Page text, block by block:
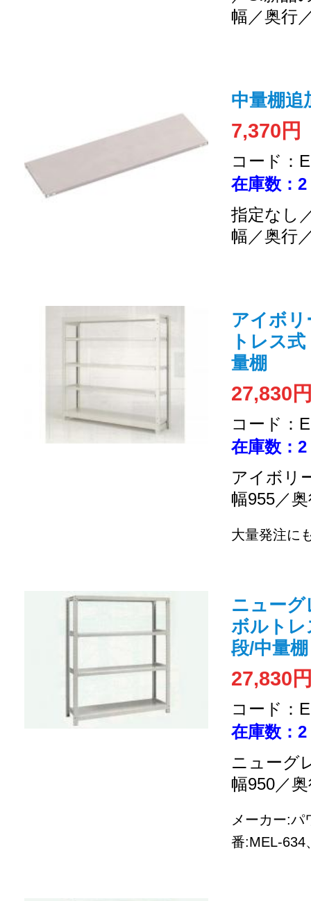
幅／奥行
中量棚追
7,370円
コード：
在庫数：2
指定なし
幅／奥行
アイボリ
トレス
量棚
27,830
コード：
在庫数：2
アイボリ
幅955／
大量発注に
ニューグ
ボルトレ
段/中量棚
27,830
コード：
在庫数：2
ニューグ
幅950／
メーカー:パ
番:MEL-634